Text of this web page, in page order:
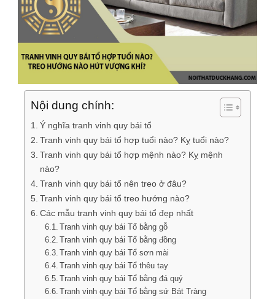
Nội dung chính:
Ý nghĩa tranh vinh quy bái tổ
Tranh vinh quy bái tổ hợp tuổi nào? Kỵ tuổi nào?
Tranh vinh quy bái tổ hợp mệnh nào? Kỵ mệnh
nào?
Tranh vinh quy bái tổ nên treo ở đâu?
Tranh vinh quy bái tổ treo hướng nào?
Các mẫu tranh vinh quy bái tổ đẹp nhất
Tranh vinh quy bái Tổ bằng gỗ
Tranh vinh quy bái Tổ bằng đồng
Tranh vinh quy bái Tổ sơn mài
Tranh vinh quy bái Tổ thêu tay
Tranh vinh quy bái Tổ bằng đá quý
Tranh vinh quy bái Tổ bằng sứ Bát Tràng